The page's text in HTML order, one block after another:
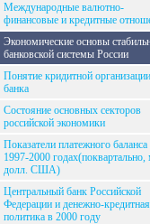
Международные валютно-
финансовые и кредитные
Экономические основы
банковской системы России
Понятие кридитной
банка
Состояние основных секторов
российской экономики
Показатели платежного баланса
1997-2000 годах(поквартально,
долл. США)
Центральный банк Российской
Федерации и денежно-кредитная
политика в 2000 году